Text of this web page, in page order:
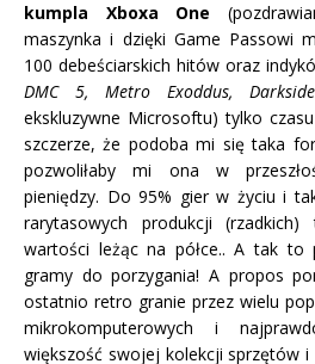
kumpla Xboxa One
maszynka i dzięki Game Passowi
100 debeściarskich hitów oraz
DMC 5, Metro Exoddus,
ekskluzywne Microsoftu) tylko
szczerze, że podoba mi się taka
pozwoliłaby mi ona w
pieniędzy. Do 95% gier w życiu i
rarytasowych produkcji
wartości leżąc na półce.. A tak to
gramy do porzygania! A propos
ostatnio retro granie przez wielu
mikrokomputerowych i
większość swojej kolekcji sprzętów